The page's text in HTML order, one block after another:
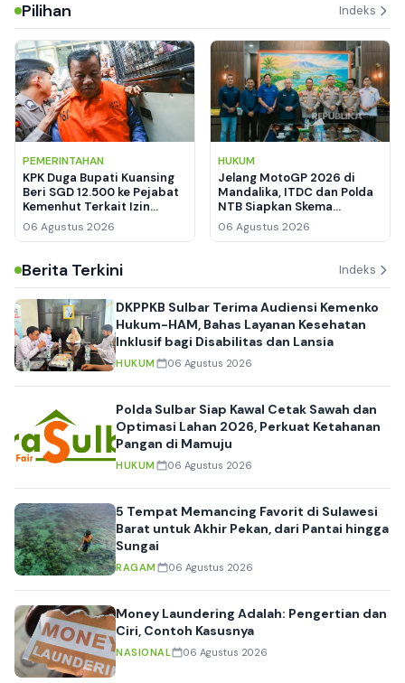
Pilihan Indeks
PEMERINTAHAN
KPK Duga Bupati Kuansing
Beri SGD 12.500 ke Pejabat
Kemenhut Terkait Izin
Kawasan Hutan
06 Agustus 2026
HUKUM
Jelang MotoGP 2026 di
Mandalika, ITDC dan Polda
NTB Siapkan Skema
Keamanan hingga
Manajemen Lalu Lintas
06 Agustus 2026
Berita Terkini Indeks
DKPPKB Sulbar Terima Audiensi Kemenko
Hukum-HAM, Bahas Layanan Kesehatan
Inklusif bagi Disabilitas dan Lansia
HUKUM 06 Agustus 2026
Polda Sulbar Siap Kawal Cetak Sawah dan
Optimasi Lahan 2026, Perkuat Ketahanan
Pangan di Mamuju
HUKUM 06 Agustus 2026
5 Tempat Memancing Favorit di Sulawesi
Barat untuk Akhir Pekan, dari Pantai hingga
Sungai
RAGAM 06 Agustus 2026
Money Laundering Adalah: Pengertian dan
Ciri, Contoh Kasusnya
NASIONAL 06 Agustus 2026